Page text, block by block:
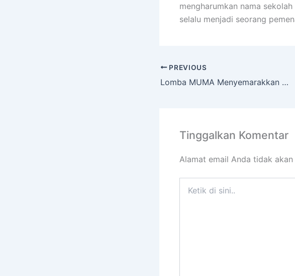
mengharumkan nama
selalu menjadi seorang
PREVIOUS
Lomba MUMA Menyemarakkan Milad ke-44
Tinggalkan Komentar
Alamat email Anda tidak